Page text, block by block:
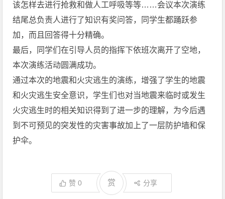
该怎样去进行抢救和做人工呼吸等等……会议本次演练
结尾总负责人进行了知识有奖问答，同学生都踊跃参
加，而且回答得十分精确。
最后，同学们在引导人员的指挥下依班次离开了空地，
本次演练活动圆满成功。
通过本次的地震和火灾逃生的演练，增强了学生的地震
和火灾逃生安全意识，学生们也对当地震来临时或发生
火灾逃生时的相关知识得到了进一步的理解，为今后遇
到不可预见的突发性的灾害事故加上了一层防护墙和保
护伞。
赞0 赏 分享